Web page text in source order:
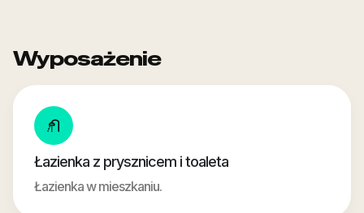
Wyposażenie
Łazienka z prysznicem i toaleta
Łazienka w mieszkaniu.